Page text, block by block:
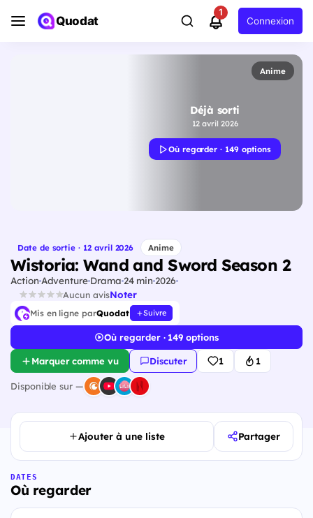
Quodat
1
Connexion
Anime
Déjà sorti
12 avril 2026
Où regarder · 149 options
Date de sortie · 12 avril 2026 Anime
Wistoria: Wand and Sword Season 2
Action AdventureDrama 24 min 2026
Aucun avisNoter
Mis en ligne parQuodat Suivre
Où regarder · 149 options
Marquer comme vu Discuter 1 1
Disponible sur —
Ajouter à une liste Partager
DATES
Où regarder